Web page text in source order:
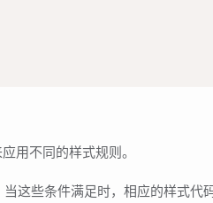
用不同的样式规则。
这些条件满足时，相应的样式代